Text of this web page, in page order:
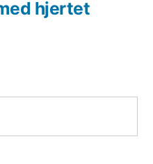
hjertet